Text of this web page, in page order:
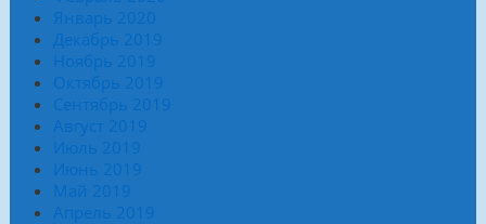
Январь 2020
Декабрь 2019
Ноябрь 2019
Октябрь 2019
Сентябрь 2019
Август 2019
Июль 2019
Июнь 2019
Май 2019
Апрель 2019